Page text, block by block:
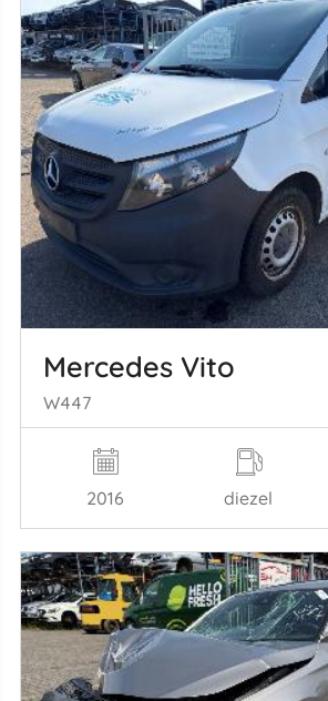
Mercedes Vito
W447
2016 diezel